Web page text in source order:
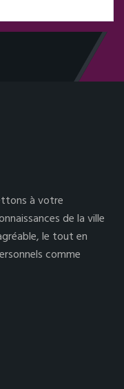
à votre
de la ville
le tout en
comme